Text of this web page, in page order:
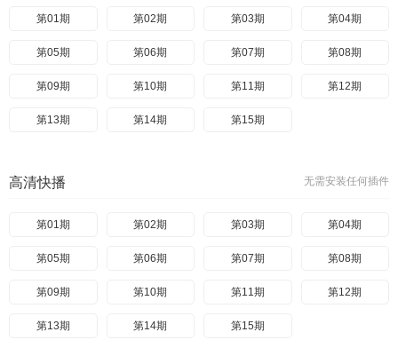
第01期 第02期 第03期 第04期
第05期 第06期 第07期 第08期
第09期 第10期 第11期 第12期
第13期 第14期 第15期
无需安装任何插件
高清快播
第01期 第02期 第03期 第04期
第05期 第06期 第07期 第08期
第09期 第10期 第11期 第12期
第13期 第14期 第15期